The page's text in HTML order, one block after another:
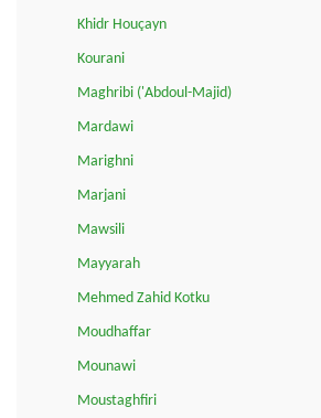
Khidr Houçayn
Kourani
Maghribi ('Abdoul-Majid)
Mardawi
Marighni
Marjani
Mawsili
Mayyarah
Mehmed Zahid Kotku
Moudhaffar
Mounawi
Moustaghfiri